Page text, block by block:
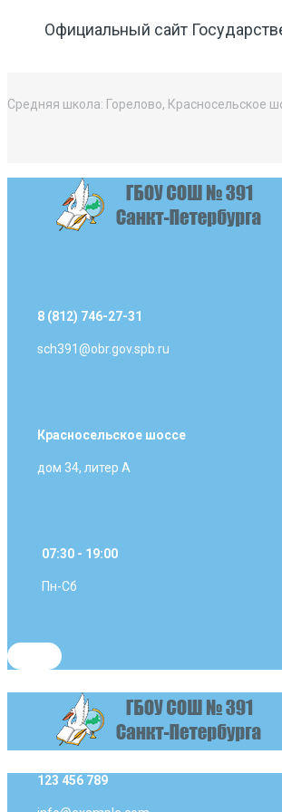
Официальный сайт
Средняя школа: Горелово, Красносельское
8 (812) 746-27-31
sch391@obr.gov.spb.ru
Красносельское шоссе
дом 34, литер А
07:30 - 19:00
Пн-Сб
123 456 789